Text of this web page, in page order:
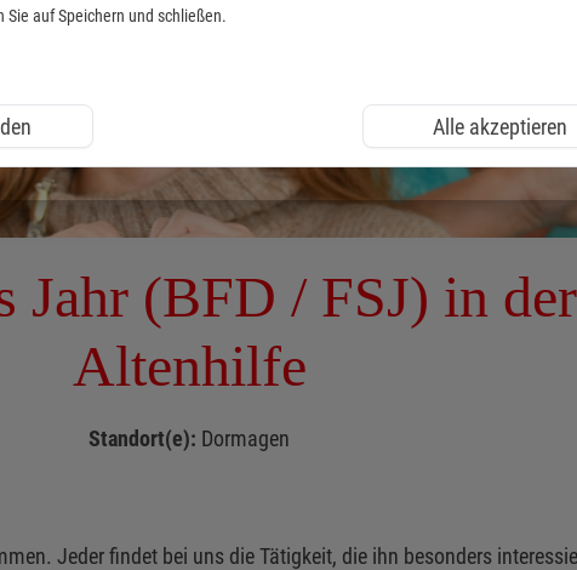
Jahr (BFD / FSJ) in
Altenhilfe
Standort(e): Dormagen
Jeder findet bei uns die Tätigkeit, die ihn besonders
auf Speichern und schließen.
Alle akzeptieren